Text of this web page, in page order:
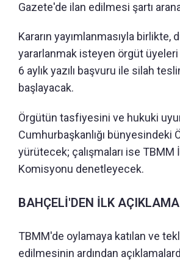
Gazete'de ilan edilmesi şartı
Kararın yayımlanmasıyla birlikte,
yararlanmak isteyen örgüt üyeleri
6 aylık yazılı başvuru ile silah
başlayacak.
Örgütün tasfiyesini ve hukuki
Cumhurbaşkanlığı bünyesindeki
yürütecek; çalışmaları ise TBMM
Komisyonu denetleyecek.
BAHÇELİ'DEN İLK AÇIKLAMA
TBMM'de oylamaya katılan ve
edilmesinin ardından